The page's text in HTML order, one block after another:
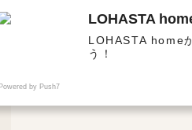
かい高断熱・高気密の高性能住宅 | カテゴリ管理 |
LOHASTA
LOHASTA home
う！
Powered by Push7